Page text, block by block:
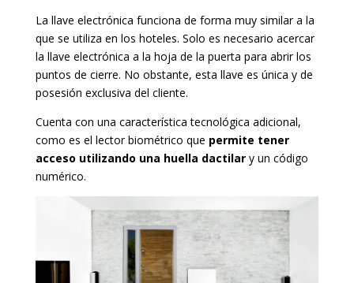
La llave electrónica funciona de forma muy similar a la
que se utiliza en los hoteles. Solo es necesario acercar
la llave electrónica a la hoja de la puerta para abrir los
puntos de cierre. No obstante, esta llave es única y de
posesión exclusiva del cliente.
Cuenta con una característica tecnológica adicional,
como es el lector biométrico que permite tener
acceso utilizando una huella dactilary un código
numérico.